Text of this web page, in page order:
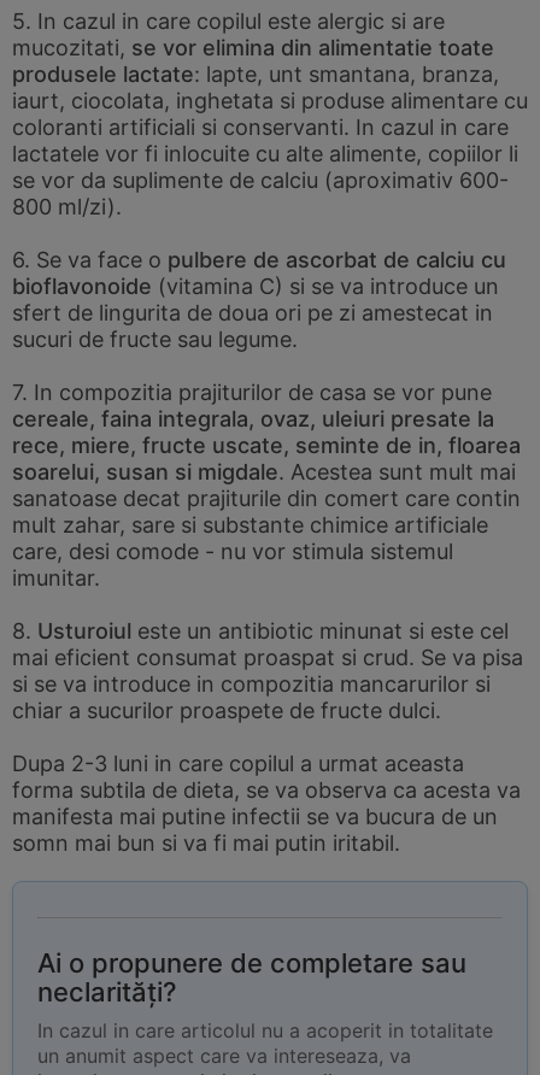
5. In cazul in care copilul este alergic si are
mucozitati, se vor elimina din alimentatie toate
produsele lactate: lapte, unt smantana, branza,
iaurt, ciocolata, inghetata si produse alimentare cu
coloranti artificiali si conservanti. In cazul in care
lactatele vor fi inlocuite cu alte alimente, copiilor li
se vor da suplimente de calciu (aproximativ 600-
800 ml/zi).
6. Se va face o pulbere de ascorbat de calciu cu
bioflavonoide (vitamina C) si se va introduce un
sfert de lingurita de doua ori pe zi amestecat in
sucuri de fructe sau legume.
7. In compozitia prajiturilor de casa se vor pune
cereale, faina integrala, ovaz, uleiuri presate la
rece, miere, fructe uscate, seminte de in, floarea
soarelui, susan si migdale. Acestea sunt mult mai
sanatoase decat prajiturile din comert care contin
mult zahar, sare si substante chimice artificiale
care, desi comode - nu vor stimula sistemul
imunitar.
8. Usturoiul este un antibiotic minunat si este cel
mai eficient consumat proaspat si crud. Se va pisa
si se va introduce in compozitia mancarurilor si
chiar a sucurilor proaspete de fructe dulci.
Dupa 2-3 luni in care copilul a urmat aceasta
forma subtila de dieta, se va observa ca acesta va
manifesta mai putine infectii se va bucura de un
somn mai bun si va fi mai putin iritabil.
Ai o propunere de completare sau
neclarități?
In cazul in care articolul nu a acoperit in totalitate
un anumit aspect care va intereseaza, va